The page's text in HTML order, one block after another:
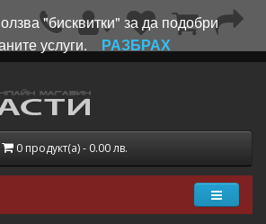
0 продукт(а) - 0.00 лв.
"бисквитки" за да подобри
услуги.
РАЗБРАХ